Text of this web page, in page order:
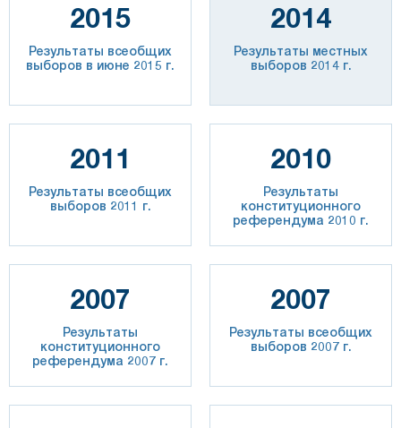
2015
Результаты всеобщих
выборов в июне 2015 г.
2014
Результаты местных
выборов 2014 г.
2011
Результаты всеобщих
выборов 2011 г.
2010
Результаты
конституционного
референдума 2010 г.
2007
Результаты
конституционного
референдума 2007 г.
2007
Результаты всеобщих
выборов 2007 г.